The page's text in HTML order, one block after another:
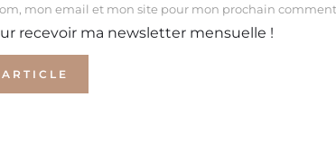
mon email et mon site pour mon prochain
recevoir ma newsletter mensuelle !